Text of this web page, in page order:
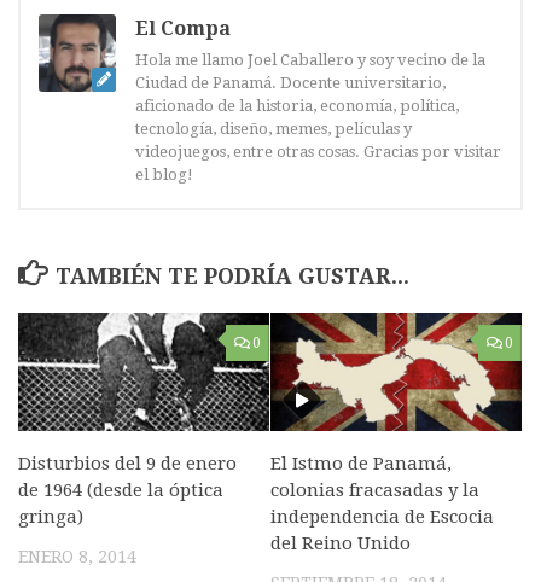
El Compa
Hola me llamo Joel Caballero y soy vecino de la
Ciudad de Panamá. Docente universitario,
aficionado de la historia, economía, política,
tecnología, diseño, memes, películas y
videojuegos, entre otras cosas. Gracias por visitar
el blog!
TAMBIÉN TE PODRÍA GUSTAR...
0
Disturbios del 9 de enero
de 1964 (desde la óptica
gringa)
ENERO 8, 2014
0
El Istmo de Panamá,
colonias fracasadas y la
independencia de Escocia
del Reino Unido